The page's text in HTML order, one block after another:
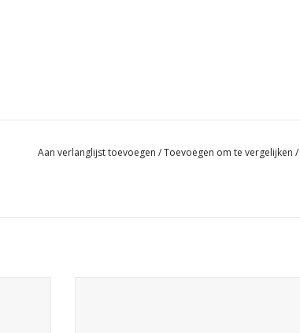
Aan verlanglijst toevoegen /Toevoegen om te vergelijken /